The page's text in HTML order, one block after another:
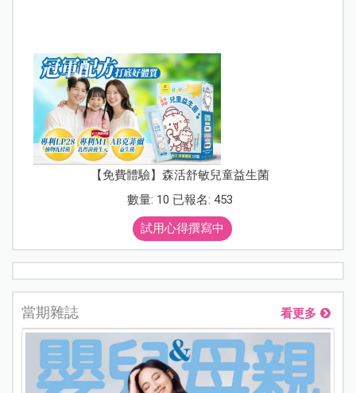
【免費體驗】森活舒敏兒童益生菌
數量: 10 已報名: 453
試用心得撰寫中
當期雜誌 看更多